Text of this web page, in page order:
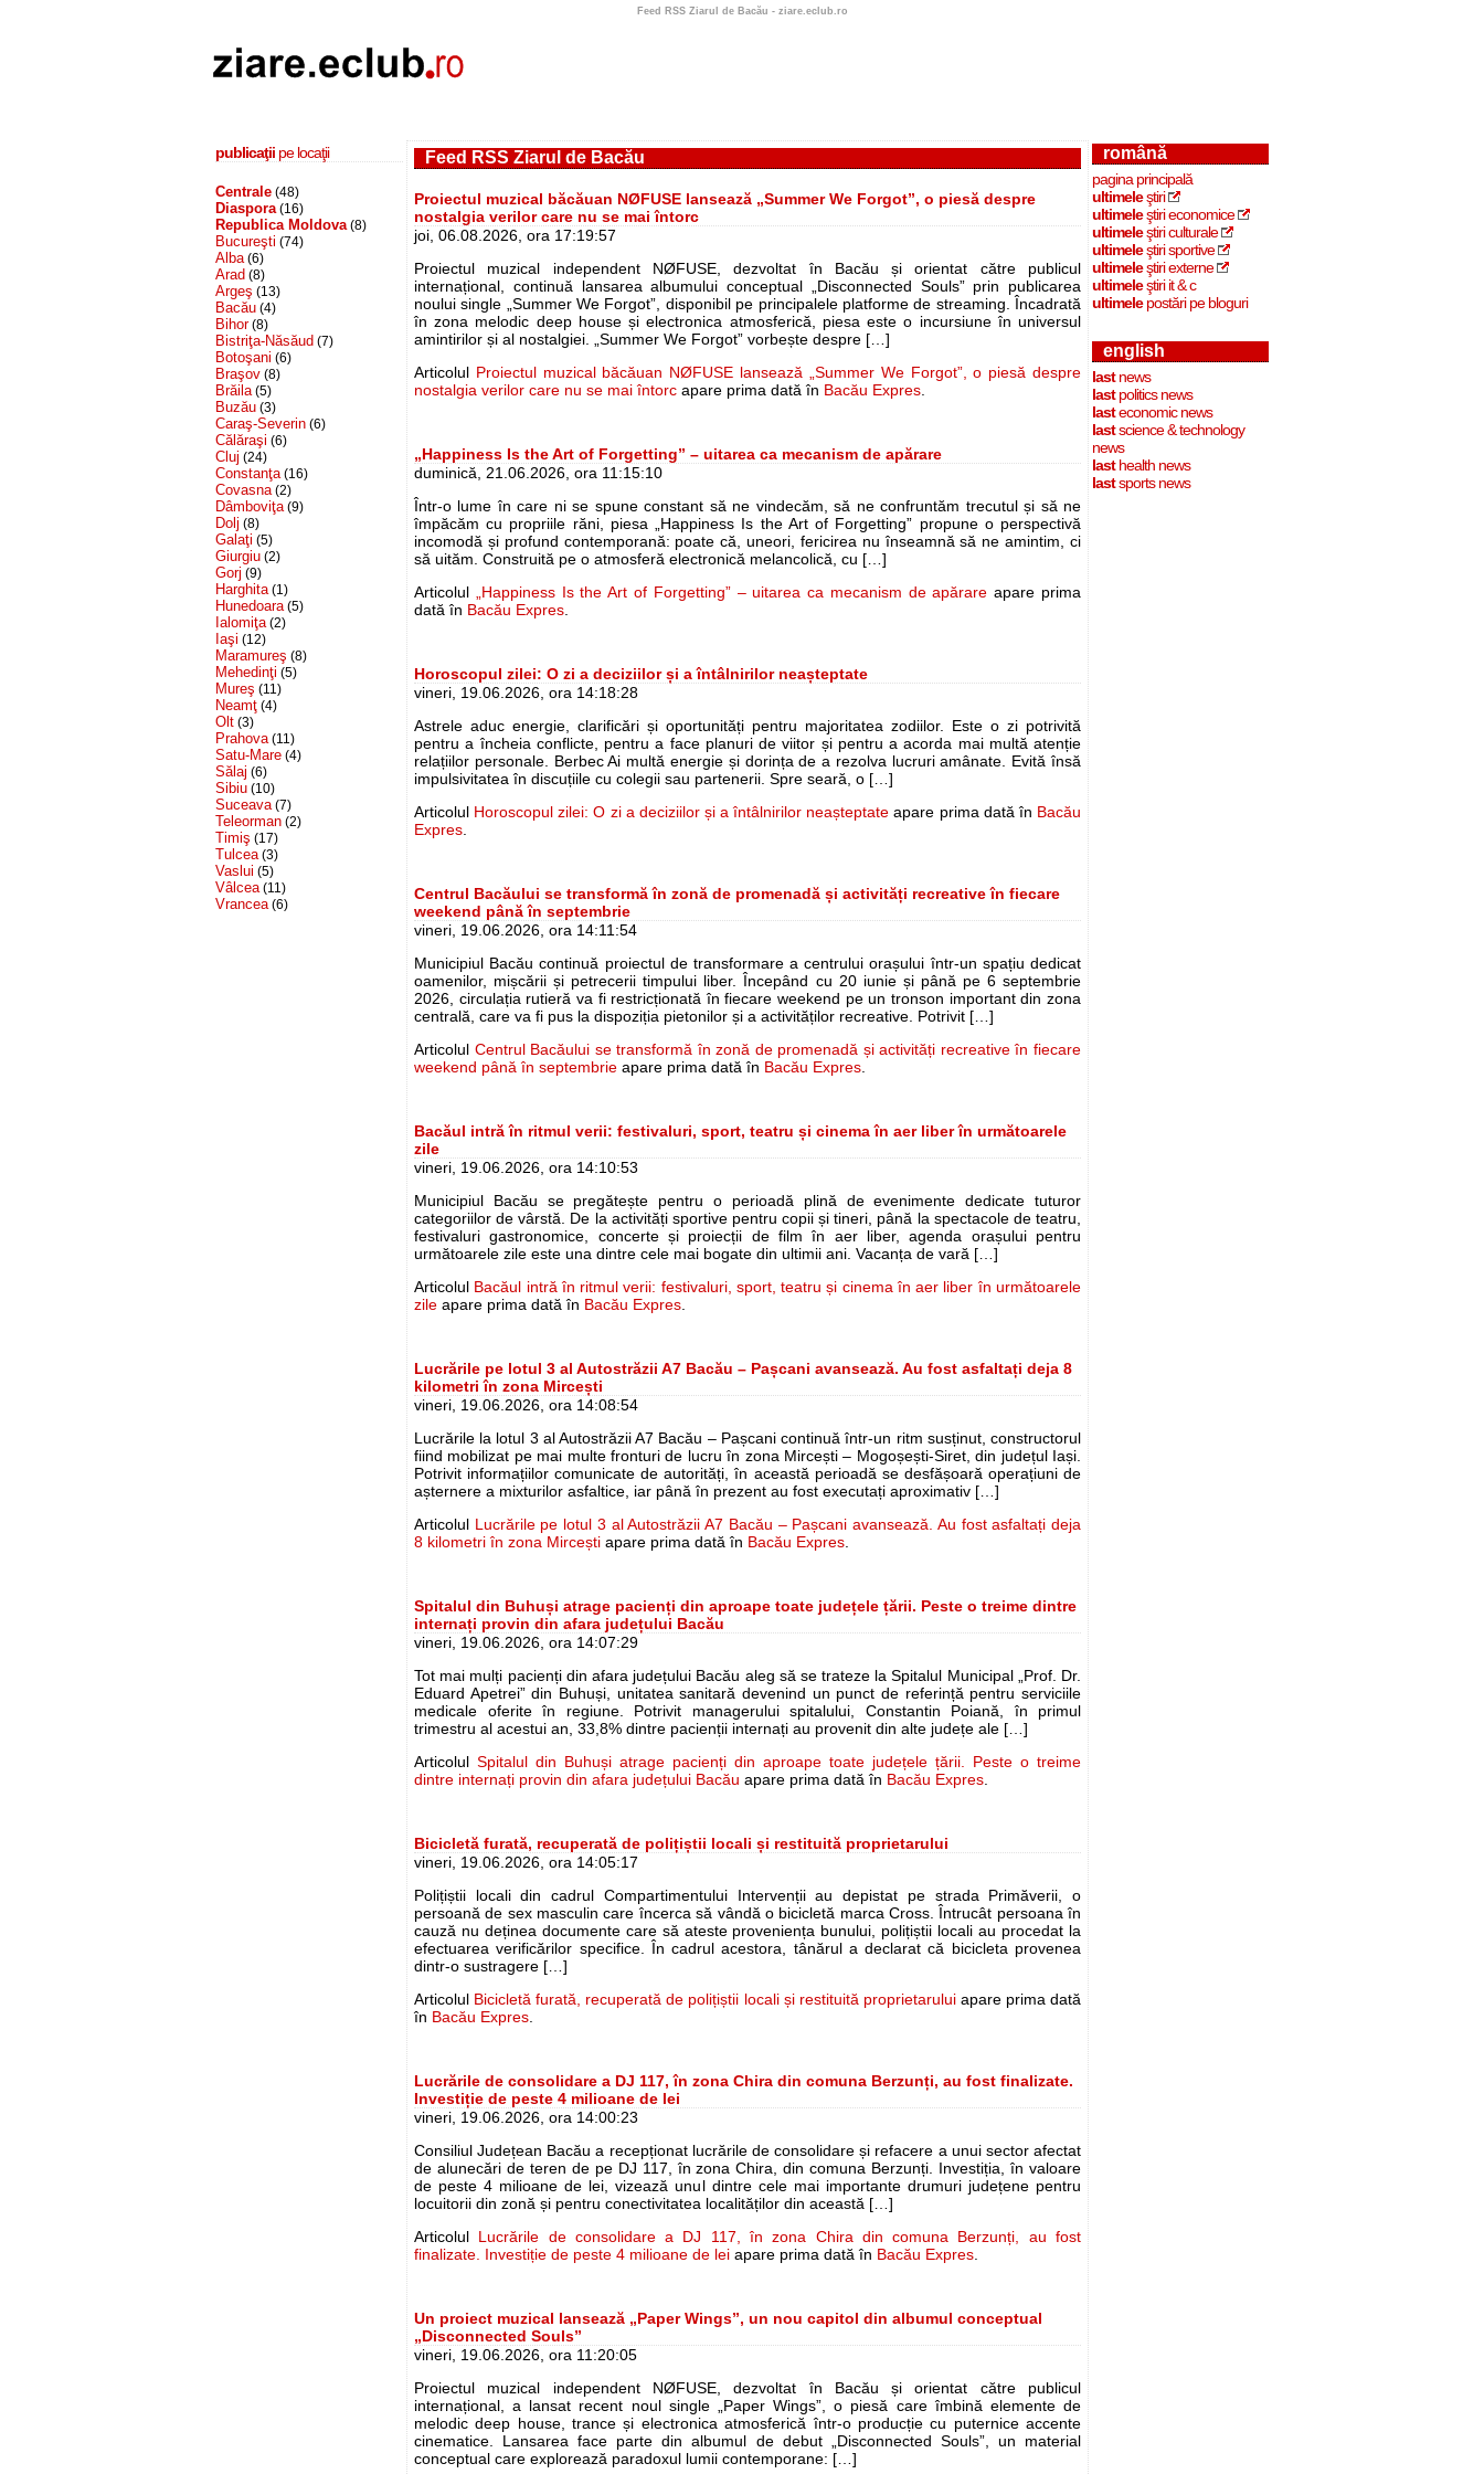
Feed RSS Ziarul de Bacău - ziare.eclub.ro
publicaţii pe locaţii
Centrale (48)
Diaspora (16)
Republica Moldova (8)
Bucureşti (74)
Alba (6)
Arad (8)
Argeş (13)
Bacău (4)
Bihor(8)
Bistriţa-Năsăud (7)
Botoşani (6)
Braşov (8)
Brăila (5)
Buzău (3)
Caraş-Severin (6)
Călăraşi (6)
Cluj (24)
Constanţa (16)
Covasna (2)
Dâmboviţa (9)
Dolj (8)
Galaţi (5)
Giurgiu (2)
Gorj (9)
Harghita (1)
Hunedoara (5)
Ialomiţa (2)
Iaşi (12)
Maramureş (8)
Mehedinţi (5)
Mureş (11)
Neamţ (4)
Olt (3)
Prahova (11)
Satu-Mare (4)
Sălaj (6)
Sibiu (10)
Suceava (7)
Teleorman (2)
Timiş (17)
Tulcea (3)
Vaslui (5)
Vâlcea (11)
Vrancea (6)
Feed RSS Ziarul de Bacău
Proiectul muzical băcăuan NØFUSE lansează „Summer We Forgot”, o piesă despre
nostalgia verilor care nu se mai întorc
joi, 06.08.2026, ora 17:19:57
Proiectul muzical independent NØFUSE, dezvoltat în Bacău și orientat către publicul
internațional, continuă lansarea albumului conceptual „Disconnected Souls” prin publicarea
noului single „Summer We Forgot”, disponibil pe principalele platforme de streaming. Încadrată
în zona melodic deep house și electronica atmosferică, piesa este o incursiune în universul
amintirilor și al nostalgiei. „Summer We Forgot” vorbește despre […]
Articolul Proiectul muzical băcăuan NØFUSE lansează „Summer We Forgot”, o piesă despre
nostalgia verilor care nu se mai întorc apare prima dată în Bacău Expres
„Happiness Is the Art of Forgetting” – uitarea ca mecanism de apărare
duminică, 21.06.2026, ora 11:15:10
Într-o lume în care ni se spune constant să ne vindecăm, să ne confruntăm trecutul și să ne
împăcăm cu propriile răni, piesa „Happiness Is the Art of Forgetting” propune o perspectivă
incomodă și profund contemporană: poate că, uneori, fericirea nu înseamnă să ne amintim, ci
să uităm. Construită pe o atmosferă electronică melancolică, cu […]
Articolul
„Happiness Is the Art of Forgetting” – uitarea ca mecanism de apărare apare prima
dată în Bacău Expres
Horoscopul zilei: O zi a deciziilor și a întâlnirilor neașteptate
vineri, 19.06.2026, ora 14:18:28
Astrele aduc energie, clarificări și oportunități pentru majoritatea zodiilor. Este o zi potrivită
pentru a încheia conflicte, pentru a face planuri de viitor și pentru a acorda mai multă atenție
relațiilor personale. Berbec Ai multă energie și dorința de a rezolva lucruri amânate. Evită însă
impulsivitatea în discuțiile cu colegii sau partenerii. Spre seară, o […]
Articolul Horoscopul zilei: O zi a deciziilor și a întâlnirilor neașteptate apare prima dată în Bacău
Expres
Centrul Bacăului se transformă în zonă de promenadă și activități recreative în fiecare
weekend până în septembrie
vineri, 19.06.2026, ora 14:11:54
Municipiul Bacău continuă proiectul de transformare a centrului orașului într-un spațiu dedicat
oamenilor, mișcării și petrecerii timpului liber. Începând cu 20 iunie și până pe 6 septembrie
2026, circulația rutieră va fi restricționată în fiecare weekend pe un tronson important din zona
centrală, care va fi pus la dispoziția pietonilor și a activităților recreative. Potrivit […]
Articolul Centrul Bacăului se transformă în zonă de promenadă și activități recreative în fiecare
weekend până în septembrie apare prima dată în Bacău Expres
Bacăul intră în ritmul verii: festivaluri, sport, teatru și cinema în aer liber în următoarele
zile
vineri, 19.06.2026, ora 14:10:53
Municipiul Bacău se pregătește pentru o perioadă plină de evenimente dedicate tuturor
categoriilor de vârstă. De la activități sportive pentru copii și tineri, până la spectacole de teatru,
festivaluri gastronomice, concerte și proiecții de film în aer liber, agenda orașului pentru
următoarele zile este una dintre cele mai bogate din ultimii ani. Vacanța de vară […]
Articolul Bacăul intră în ritmul verii: festivaluri, sport, teatru și cinema în aer liber în următoarele
zile apare prima dată în Bacău Expres
Lucrările pe lotul 3 al Autostrăzii A7 Bacău – Pașcani avansează. Au fost asfaltați deja 8
kilometri în zona Mircești
vineri, 19.06.2026, ora 14:08:54
Lucrările la lotul 3 al Autostrăzii A7 Bacău – Pașcani continuă într-un ritm susținut, constructorul
fiind mobilizat pe mai multe fronturi de lucru în zona Mircești – Mogoșești-Siret, din județul Iași.
Potrivit informațiilor comunicate de autorități, în această perioadă se desfășoară operațiuni de
așternere a mixturilor asfaltice, iar până în prezent au fost executați aproximativ […]
Articolul Lucrările pe lotul 3 al Autostrăzii A7 Bacău – Pașcani avansează. Au fost asfaltați deja
8 kilometri în zona Mircești apare prima dată în Bacău Expres
Spitalul din Buhuși atrage pacienți din aproape toate județele țării. Peste o treime dintre
internați provin din afara județului Bacău
vineri, 19.06.2026, ora 14:07:29
Tot mai mulți pacienți din afara județului Bacău aleg să se trateze la Spitalul Municipal „Prof. Dr.
Eduard Apetrei” din Buhuși, unitatea sanitară devenind un punct de referință pentru serviciile
medicale oferite în regiune. Potrivit managerului spitalului, Constantin Poiană, în primul
trimestru al acestui an, 33,8% dintre pacienții internați au provenit din alte județe ale […]
Articolul Spitalul din Buhuși atrage pacienți din aproape toate județele țării. Peste o treime
dintre internați provin din afara județului Bacău apare prima dată în Bacău Expres
Bicicletă furată, recuperată de polițiștii locali și restituită proprietarului
vineri, 19.06.2026, ora 14:05:17
Polițiștii locali din cadrul Compartimentului Intervenții au depistat pe strada Primăverii, o
persoană de sex masculin care încerca să vândă o bicicletă marca Cross. Întrucât persoana în
cauză nu deținea documente care să ateste proveniența bunului, polițiștii locali au procedat la
efectuarea verificărilor specifice. În cadrul acestora, tânărul a declarat că bicicleta provenea
dintr-o sustragere […]
Articolul Bicicletă furată, recuperată de polițiștii locali și restituită proprietaruluiapare prima dată
în Bacău Expres
Lucrările de consolidare a DJ 117, în zona Chira din comuna Berzunți, au fost finalizate.
Investiție de peste 4 milioane de lei
vineri, 19.06.2026, ora 14:00:23
Consiliul Județean Bacău a recepționat lucrările de consolidare și refacere a unui sector afectat
de alunecări de teren de pe DJ 117, în zona Chira, din comuna Berzunți. Investiția, în valoare
de peste 4 milioane de lei, vizează unul dintre cele mai importante drumuri județene pentru
locuitorii din zonă și pentru conectivitatea localităților din această […]
Articolul Lucrările de consolidare a DJ 117, în zona Chira din comuna Berzunți, au fost
finalizate. Investiție de peste 4 milioane de lei apare prima dată în Bacău Expres
Un proiect muzical lansează „Paper Wings”, un nou capitol din albumul conceptual
„Disconnected Souls”
vineri, 19.06.2026, ora 11:20:05
Proiectul muzical independent NØFUSE, dezvoltat în Bacău și orientat către publicul
internațional, a lansat recent noul single „Paper Wings”, o piesă care îmbină elemente de
melodic deep house, trance și electronica atmosferică într-o producție cu puternice accente
cinematice. Lansarea face parte din albumul de debut „Disconnected Souls”, un material
conceptual care explorează paradoxul lumii contemporane: […]
română
pagina principală
ultimeleştiri
ultimeleştiri economice
ultimeleştiri culturale
ultimeleştiri sportive
ultimeleştiri externe
ultimeleştiri it & c
ultimelepostări pe bloguri
english
lastnews
lastpolitics news
lasteconomic news
lastscience & technology
news
lasthealth news
lastsports news